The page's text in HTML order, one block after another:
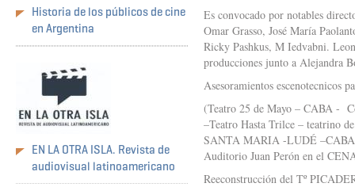
Historia de los públicos de cine
en Argentina
EN LA OTRA ISLA. Revista de
audiovisual latinoamericano
Es convocado por notables
Omar Grasso, José María
Ricky Pashkus, M Iedvabni.
producciones junto a Alejandra
Asesoramientos escenotecnicos
(Teatro 25 de Mayo – CABA -
–Teatro Hasta Trilce – teatrino
SANTA MARIA -LUDÉ –CABA
Auditorio Juan Perón en el
Reeconstrucción del Tº